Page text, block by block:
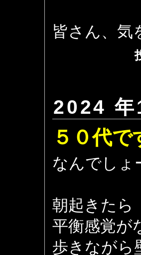
皆さん、気
2024
５０代
なんでしょ
朝起きたら
平衡感覚が
歩きながら